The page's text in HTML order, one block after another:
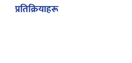
प्रतिक्रियाहरू